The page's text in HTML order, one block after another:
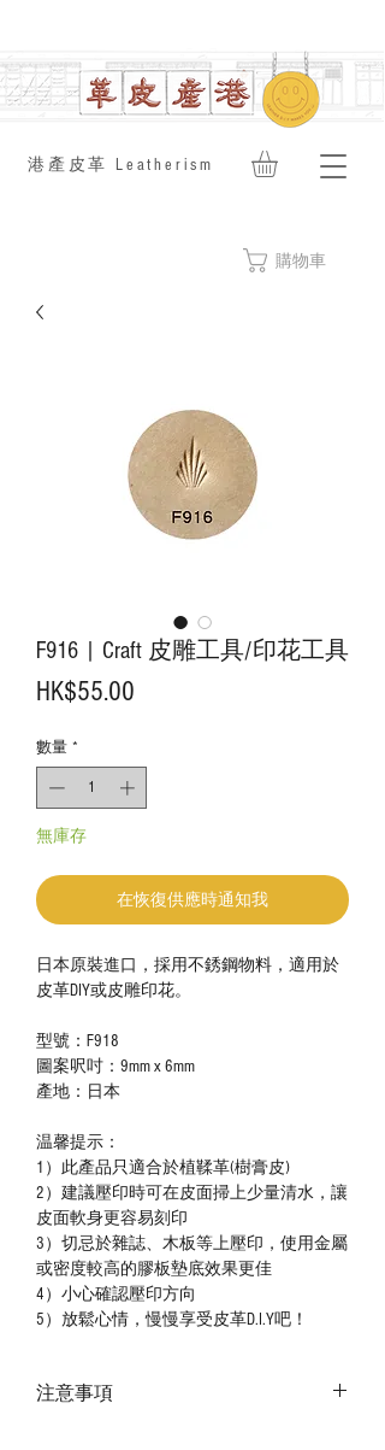
​港產皮革 Leatherism
購物車
F916 | Craft 皮雕工具/印花工具
HK$55.00
數量 *
無庫存
在恢復供應時通知我
日本原裝進口，採用不銹鋼物料，適用於
皮革DIY或皮雕印花。
型號：F918
圖案呎吋：9mm x 6mm
產地：日本
温馨提示：
1）此產品只適合於植鞣革(樹膏皮)
2）建議壓印時可在皮面掃上少量清水，讓
皮面軟身更容易刻印
3）切忌於雜誌、木板等上壓印，使用金屬
或密度較高的膠板墊底效果更佳
4）小心確認壓印方向
5）放鬆心情，慢慢享受皮革D.I.Y吧！
注意事項